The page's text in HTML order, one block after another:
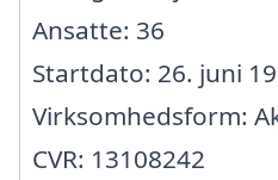
Ansatte: 36
Startdato: 26. juni
Virksomhedsform:
CVR: 13108242